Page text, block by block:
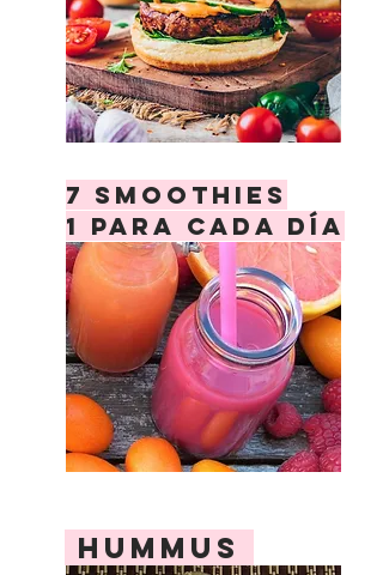
7 smoothies
1 para cada día
hummus